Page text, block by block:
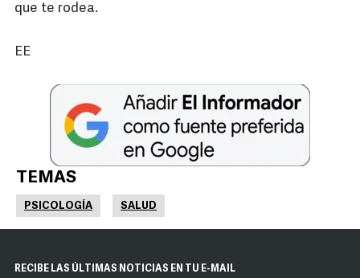
que te rodea.
EE
TEMAS
PSICOLOGÍA SALUD
RECIBE LAS ÚLTIMAS NOTICIAS EN TU E-MAIL